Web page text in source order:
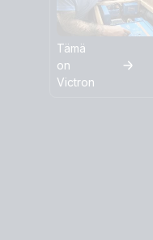
Tämä
on
Victron